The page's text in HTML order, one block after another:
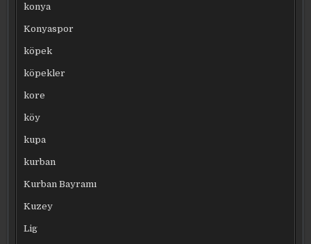
konya
Konyaspor
köpek
köpekler
kore
köy
kupa
kurban
Kurban Bayramı
Kuzey
Lig